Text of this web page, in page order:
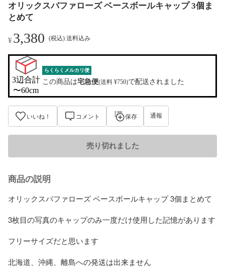
オリックスバファローズ ベースボールキャップ 3個ま
とめて
¥3,380 (税込) 送料込み
3辺合計
〜60cm
らくらくメルカリ便
この商品は宅急便(送料 ¥750)で配送されました
いいね！ コメント 保存 通報
売り切れました
商品の説明
オリックスバファローズ ベースボールキャップ 3個まとめて
3枚目の写真のキャップのみ一度だけ使用した記憶があります
フリーサイズだと思います
北海道、沖縄、離島への発送は出来ません